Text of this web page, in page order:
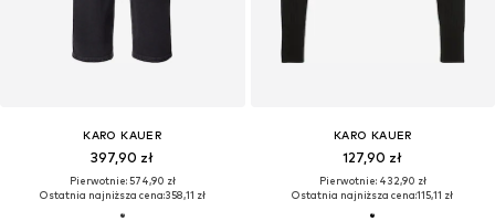
KARO KAUER
397,90 zł
Pierwotnie: 574,90 zł
Ostatnia najniższa cena:358,11 zł
KARO KAUER
127,90 zł
Pierwotnie: 432,90 zł
Ostatnia najniższa cena:115,11 zł